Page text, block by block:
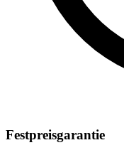
Festpreisgarantie